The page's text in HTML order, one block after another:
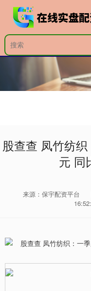
股查查 凤竹纺
元 同
来源：保宇配资平台